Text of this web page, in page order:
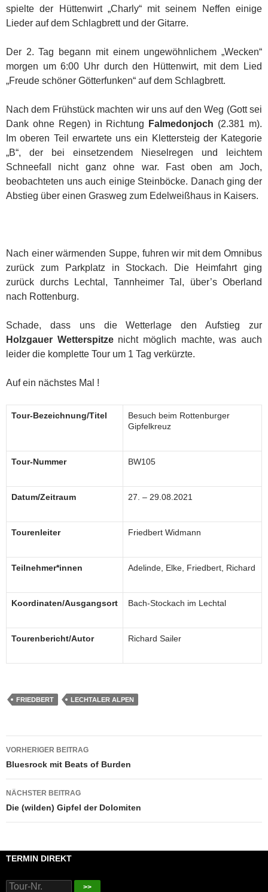
spielte der Hüttenwirt „Charly“ mit seinem Neffen einige
Lieder auf dem Schlagbrett und der Gitarre.
Der 2. Tag begann mit einem ungewöhnlichem „Wecken“
morgen um 6:00 Uhr durch den Hüttenwirt, mit dem Lied
„Freude schöner Götterfunken“ auf dem Schlagbrett.
Nach dem Frühstück machten wir uns auf den Weg (Gott sei
Dank ohne Regen) in Richtung
Falmedonjoch (2.381 m).
Im oberen Teil erwartete uns ein Klettersteig der Kategorie
„B“, der bei einsetzendem Nieselregen und leichtem
Schneefall nicht ganz ohne war. Fast oben am Joch,
beobachteten uns auch einige Steinböcke. Danach ging der
Abstieg über einen Grasweg zum Edelweißhaus in Kaisers.
Nach einer wärmenden Suppe, fuhren wir mit dem Omnibus
zurück zum Parkplatz in Stockach. Die Heimfahrt ging
zurück durchs Lechtal, Tannheimer Tal, über’s Oberland
nach Rottenburg.
Schade, dass uns die Wetterlage den Aufstieg zur
Holzgauer Wetterspitzenicht möglich machte, was auch
leider die komplette Tour um 1 Tag verkürzte.
Auf ein nächstes Mal !
Tour-Bezeichnung/Titel
Besuch beim Rottenburger
Gipfelkreuz
Tour-Nummer BW105
Datum/Zeitraum 27. – 29.08.2021
Tourenleiter Friedbert Widmann
Teilnehmer*innen Adelinde, Elke, Friedbert, Richard
Koordinaten/Ausgangsort Bach-Stockach im Lechtal
Tourenbericht/Autor Richard Sailer
FRIEDBERT LECHTALER ALPEN
Beitragsnavigation
VORHERIGER BEITRAG
Bluesrock mit Beats of Burden
NÄCHSTER BEITRAG
Die (wilden) Gipfel der Dolomiten
TERMIN DIREKT
>>